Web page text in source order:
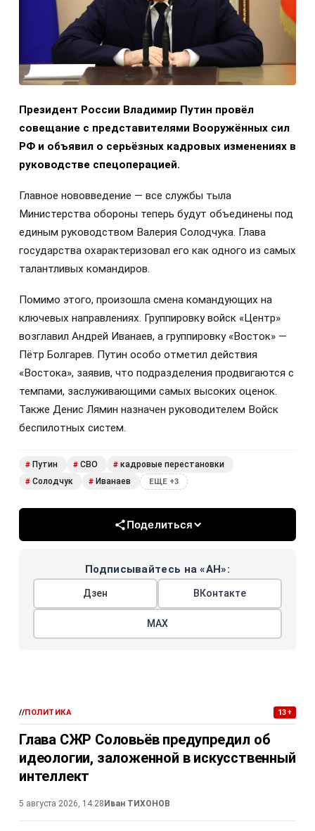
Президент России Владимир Путин провёл
совещание с представителями Вооружённых сил
РФ и объявил о серьёзных кадровых изменениях в
руководстве спецоперацией.
Главное нововведение — все службы тыла
Министерства обороны теперь будут объединены под
единым руководством Валерия Солодчука. Глава
государства охарактеризовал его как одного из самых
талантливых командиров.
Помимо этого, произошла смена командующих на
ключевых направлениях. Группировку войск «Центр»
возглавил Андрей Иванаев, а группировку «Восток» —
Пётр Болгарев. Путин особо отметил действия
«Востока», заявив, что подразделения продвигаются с
темпами, заслуживающими самых высоких оценок.
Также Денис Лямин назначен руководителем Войск
беспилотных систем.
# Путин # СВО # кадровые перестановки
# Солодчук # Иванаев ЕЩЕ +3
Поделиться
Подписывайтесь на «АН»:
Дзен ВКонтакте
МАХ
//ПОЛИТИКА 13+
Глава СЖР Соловьёв предупредил об
идеологии, заложенной в искусственный
интеллект
5 августа 2026, 14:28 Иван ТИХОНОВ